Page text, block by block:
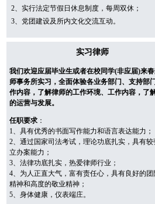
2、实行法定节假日休息制度，每周双休；
3、党团建设及所内文化交流互动。
实习律师
我们欢迎应届毕业生或者在校同学(非应届)来
师事务所实习，全面体验各业务部门、支持部
作内容，了解律师的工作环境、工作内容，了
的运营与发展。
任职要求 ：
1、具有优秀的书面写作能力和语言表达能力；
2、通过国家司法考试，理论功底扎实，具有较
立办案能力；
3、法律功底扎实，热爱律师行业；
4、为人正直大气，富有责任心，具有良好的团
精神和高度的敬业精神；
5、身体健康，仪表端庄。